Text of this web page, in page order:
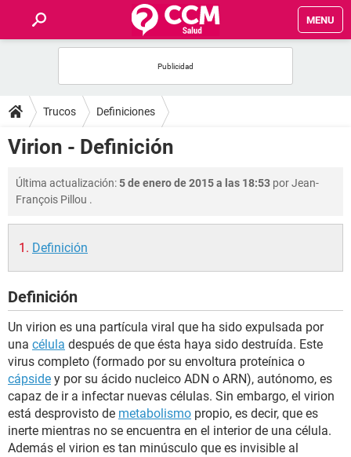
MENU
FOROS
SALUD
FAMILIA
NUTRICIÓN
SEXUALIDAD
GLOSARIO
Trucos Definiciones
Virion - Definición
Última actualización:5 de enero de 2015 a las 18:53 porJean-
François Pillou .
Definición
Definición
Un virion es una partícula viral que ha sido expulsada por
una célula después de que ésta haya sido destruída. Este
virus completo (formado por su envoltura proteínica o
cápside y por su ácido nucleico ADN o ARN), autónomo, es
capaz de ir a infectar nuevas células. Sin embargo, el virion
está desprovisto de metabolismo propio, es decir, que es
inerte mientras no se encuentra en el interior de una célula.
Además el virion es tan minúsculo que es invisible al